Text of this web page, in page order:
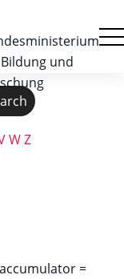
WZ
accumulator =